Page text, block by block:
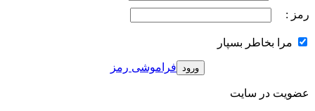
رمز :
مرا بخاطر بسپار
فراموشی رمز
عضویت در سایت